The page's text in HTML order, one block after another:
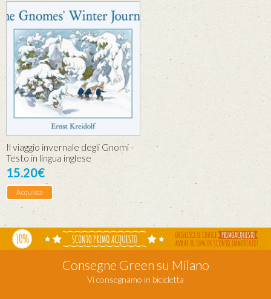
Il viaggio invernale degli Gnomi -
Testo in lingua inglese
15.20€
Acquista
Consegne Green su Milano
Vi consegnamo in bicicletta